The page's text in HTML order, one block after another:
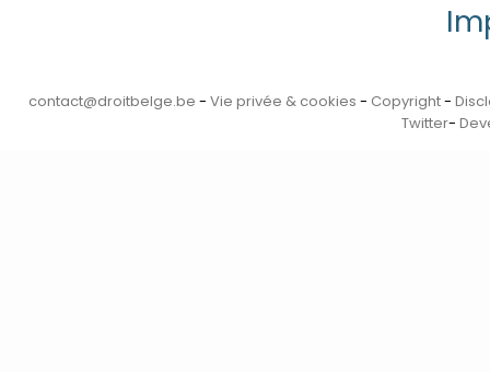
contact@droitbelge.be - Vie privée & cookies - Copyright-
Twitter-